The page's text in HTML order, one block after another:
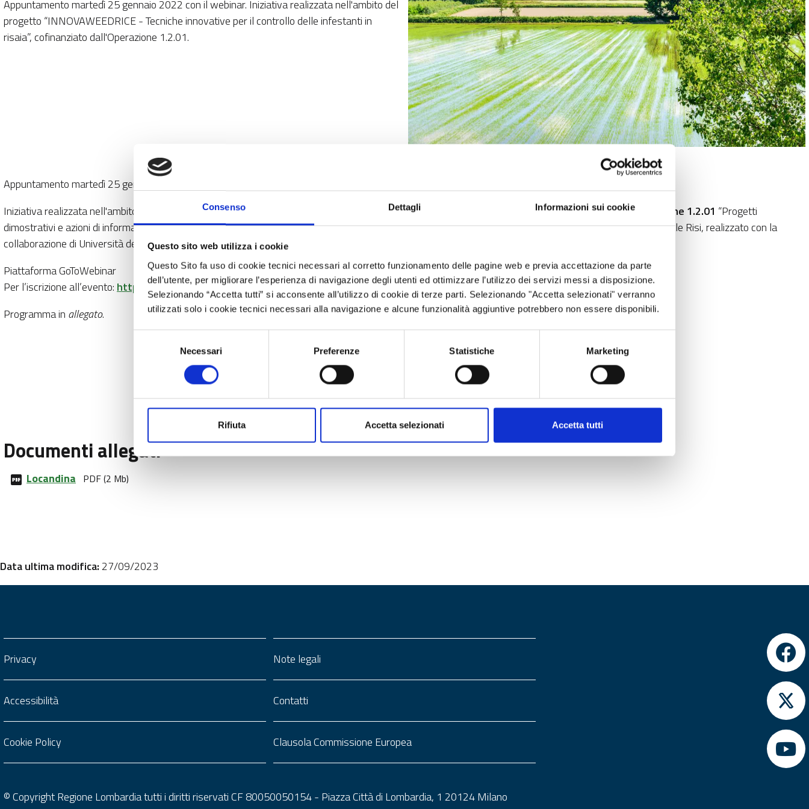
Consenso Dettagli Informazioni sui cookie
Questo sito web utilizza i cookie
Questo Sito fa uso di cookie tecnici necessari al corretto funzionamento delle pagine web e previa accettazione da parte
dell’utente, per migliorare l’esperienza di navigazione degli utenti ed ottimizzare l’utilizzo dei servizi messi a disposizione.
Selezionando “Accetta tutti” si acconsente all’utilizzo di cookie di terze parti. Selezionando "Accetta selezionati" verranno
utilizzati solo i cookie tecnici necessari alla navigazione e alcune funzionalità aggiuntive potrebbero non essere disponibili.
Necessari Preferenze Statistiche Marketing
Rifiuta Accetta selezionati Accetta tutti
Appuntamento martedì 25 gennaio 2022 con il webinar. Iniziativa realizzata nell'ambito del
progetto “INNOVAWEEDRICE - Tecniche innovative per il controllo delle infestanti in
risaia”, cofinanziato dall'Operazione 1.2.01.
Appuntamento martedì 25 gennaio 2022 con il webinar dal titolo "Tecniche innovative per il controllo delle infestanti in risaia".
Iniziativa realizzata nell'ambito del progetto “INNOVAWEEDRICE - Tecniche innovative per il controllo delle infestanti in risaia”, cofinanziato dall'Operazione 1.2.01 “Progetti
dimostrativi e azioni di informazione” del Programma di Sviluppo Rurale 2014 – 2020 della Regione Lombardia. Responsabile del progetto è Ente Nazionale Risi, realizzato con la
collaborazione di Università degli Studi di Torino e Università degli Studi di Padova.
Piattaforma GoToWebinar
Per l’iscrizione all’evento: https://attendee.gotowebinar.com/register/5427768157412745230
Programma in allegato.
Documenti allegati
Locandina PDF (2 Mb)
Data ultima modifica:27/09/2023
Privacy
Accessibilità
Cookie Policy
Note legali
Contatti
Clausola Commissione Europea
© Copyright Regione Lombardia tutti i diritti riservati CF 80050050154 - Piazza Città di Lombardia, 1 20124 Milano